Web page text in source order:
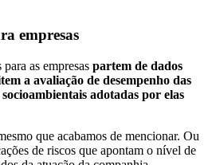
empresas
as empresas partem de dados
a avaliação de desempenho das
adotadas por elas
que acabamos de mencionar. Ou
de riscos que apontam o nível de